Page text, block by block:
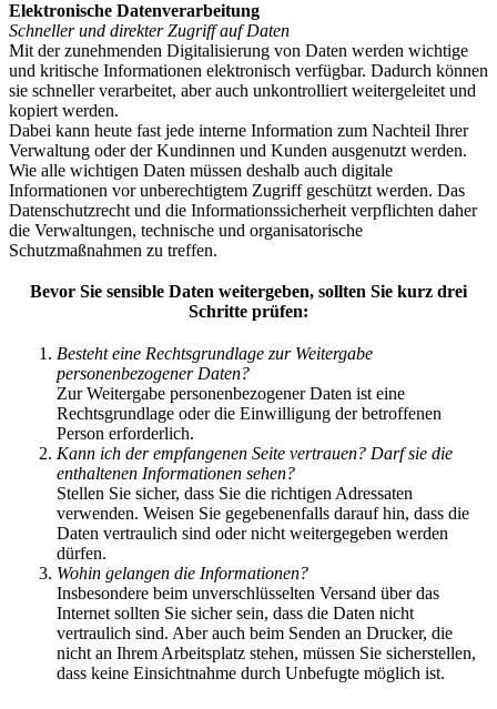
Elektronische Datenverarbeitung
Schneller und direkter Zugriff auf Daten
Mit der zunehmenden Digitalisierung von Daten werden wichtige
und kritische Informationen elektronisch verfügbar. Dadurch können
sie schneller verarbeitet, aber auch unkontrolliert weitergeleitet und
kopiert werden.
Dabei kann heute fast jede interne Information zum Nachteil Ihrer
Verwaltung oder der Kundinnen und Kunden ausgenutzt werden.
Wie alle wichtigen Daten müssen deshalb auch digitale
Informationen vor unberechtigtem Zugriff geschützt werden. Das
Datenschutzrecht und die Informationssicherheit verpflichten daher
die Verwaltungen, technische und organisatorische
Schutzmaßnahmen zu treffen.
Bevor Sie sensible Daten weitergeben, sollten Sie kurz drei
Schritte prüfen:
Besteht eine Rechtsgrundlage zur Weitergabe
personenbezogener Daten?
Zur Weitergabe personenbezogener Daten ist eine
Rechtsgrundlage oder die Einwilligung der betroffenen
Person erforderlich.
Kann ich der empfangenen Seite vertrauen? Darf sie die
enthaltenen Informationen sehen?
Stellen Sie sicher, dass Sie die richtigen Adressaten
verwenden. Weisen Sie gegebenenfalls darauf hin, dass die
Daten vertraulich sind oder nicht weitergegeben werden
dürfen.
Wohin gelangen die Informationen?
Insbesondere beim unverschlüsselten Versand über das
Internet sollten Sie sicher sein, dass die Daten nicht
vertraulich sind. Aber auch beim Senden an Drucker, die
nicht an Ihrem Arbeitsplatz stehen, müssen Sie sicherstellen,
dass keine Einsichtnahme durch Unbefugte möglich ist.